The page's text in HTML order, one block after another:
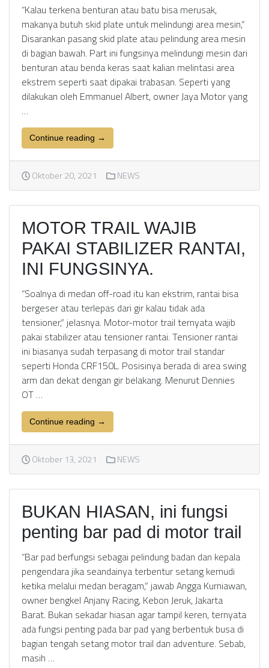
“Kalau terkena benturan atau batu bisa merusak,
makanya butuh skid plate untuk melindungi area mesin,”
Disarankan pasang skid plate atau pelindung area mesin
di bagian bawah. Part ini fungsinya melindungi mesin dari
benturan atau benda keras saat kalian melintasi area
ekstrem seperti saat dipakai trabasan. Seperti yang
dilakukan oleh Emmanuel Albert, owner Jaya Motor yang
…
Continue reading →
Oktober 20, 2021 NEWS
MOTOR TRAIL WAJIB
PAKAI STABILIZER RANTAI,
INI FUNGSINYA.
“Soalnya di medan off-road itu kan ekstrim, rantai bisa
bergeser atau terlepas dari gir kalau tidak ada
tensioner,” jelasnya. Motor-motor trail ternyata wajib
pakai stabilizer atau tensioner rantai. Tensioner rantai
ini biasanya sudah terpasang di motor trail standar
seperti Honda CRF150L. Posisinya berada di area swing
arm dan dekat dengan gir belakang. Menurut Dennies
OT …
Continue reading →
Oktober 13, 2021 NEWS
BUKAN HIASAN, ini fungsi
penting bar pad di motor trail
“Bar pad berfungsi sebagai pelindung badan dan kepala
pengendara jika seandainya terbentur setang kemudi
ketika melalui medan beragam,” jawab Angga Kurniawan,
owner bengkel Anjany Racing, Kebon Jeruk, Jakarta
Barat. Bukan sekadar hiasan agar tampil keren, ternyata
ada fungsi penting pada bar pad yang berbentuk busa di
bagian tengah setang motor trail dan adventure. Sebab,
masih …